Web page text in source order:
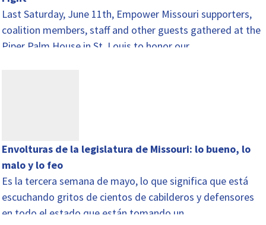
Last Saturday, June 11th, Empower Missouri supporters,
coalition members, staff and other guests gathered at the
Piper Palm House in St. Louis to honor our…
Envolturas de la legislatura de Missouri: lo bueno, lo
malo y lo feo
Es la tercera semana de mayo, lo que significa que está
escuchando gritos de cientos de cabilderos y defensores
en todo el estado que están tomando un ...